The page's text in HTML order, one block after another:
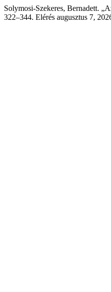
Solymosi-Szekeres, Bernadett.
322–344. Elérés augusztus 7,